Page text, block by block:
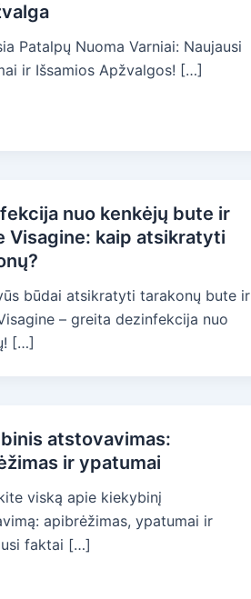
Patalpų Nuoma Varniai: Naujausi
ir Išsamios Apžvalgos! […]
nuo kenkėjų bute ir
Visagine: kaip atsikratyti
būdai atsikratyti tarakonų bute ir
– greita dezinfekcija nuo
[…]
atstovavimas:
ir ypatumai
viską apie kiekybinį
apibrėžimas, ypatumai ir
faktai […]